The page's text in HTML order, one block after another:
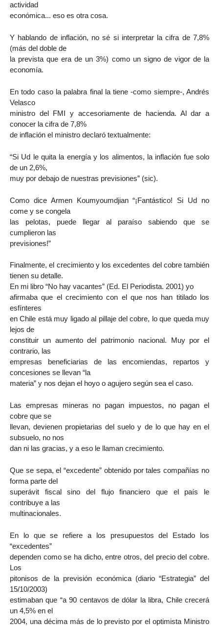
actividad
económica... eso es otra cosa.
Y hablando de inflación, no sé si interpretar la cifra de 7,8%
(más del doble de
la prevista que era de un 3%) como un signo de vigor de la
economía.
En todo caso la palabra final la tiene -como siempre-, Andrés
Velasco
ministro del FMI y accesoriamente de hacienda. Al dar a
conocer la cifra de 7,8%
de inflación el ministro declaró textualmente:
“Si Ud le quita la energía y los alimentos, la inflación fue solo
de un 2,6%,
muy por debajo de nuestras previsiones” (sic).
Como dice Armen Koumyoumdjian “¡Fantástico! Si Ud no
come y se congela
las pelotas, puede llegar al paraíso sabiendo que se
cumplieron las
previsiones!”
Finalmente, el crecimiento y los excedentes del cobre también
tienen su detalle.
En mi libro “No hay vacantes” (Ed. El Periodista. 2001) yo
afirmaba que el crecimiento con el que nos han titilado los
esfínteres
en Chile está muy ligado al pillaje del cobre, lo que queda muy
lejos de
constituir un aumento del patrimonio nacional. Muy por el
contrario, las
empresas beneficiarias de las encomiendas, repartos y
concesiones se llevan “la
materia” y nos dejan el hoyo o agujero según sea el caso.
Las empresas mineras no pagan impuestos, no pagan el
cobre que se
llevan, devienen propietarias del suelo y de lo que hay en el
subsuelo, no nos
dan ni las gracias, y a eso le llaman crecimiento.
Que se sepa, el “excedente” obtenido por tales compañías no
forma parte del
superávit fiscal sino del flujo financiero que el país le
contribuye a las
multinacionales.
En lo que se refiere a los presupuestos del Estado los
“excedentes”
dependen como se ha dicho, entre otros, del precio del cobre.
Los
pitonisos de la previsión económica (diario “Estrategia” del
15/10/2003)
estimaban que “a 90 centavos de dólar la libra, Chile crecerá
un 4,5% en el
2004, una décima más de lo previsto por el optimista Ministro